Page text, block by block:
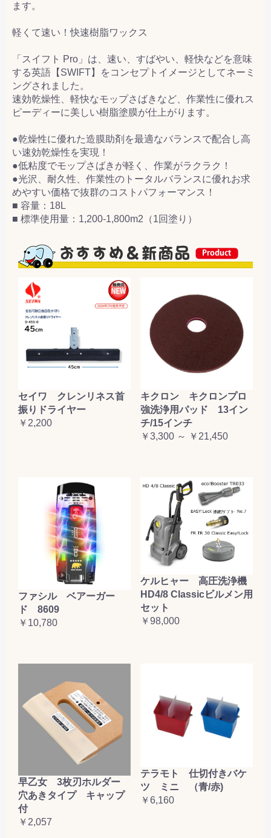
ます。
軽くて速い！快速樹脂ワックス
「スイフト Pro」は、速い、すばやい、軽快などを意味
する英語【SWIFT】をコンセプトイメージとしてネーミ
ングされました。
速効乾燥性、軽快なモップさばきなど、作業性に優れス
ピーディーに美しい樹脂塗膜が仕上がります。
●乾燥性に優れた造膜助剤を最適なバランスで配合し高
い速効乾燥性を実現！
●低粘度でモップさばきが軽く、作業がラクラク！
●光沢、耐久性、作業性のトータルバランスに優れお求
めやすい価格で抜群のコストパフォーマンス！
■ 容量：18L
■ 標準使用量：1,200-1,800m2（1回塗り）
セイワ クレンリネス首
振りドライヤー
￥2,200
キクロン キクロンプロ
強洗浄用パッド 13イン
チ/15インチ
￥3,300 ～ ￥21,450
ファシル ベアーガー
ド 8609
￥10,780
ケルヒャー 高圧洗浄機
HD4/8 Classicビルメン用
セット
￥98,000
早乙女 3枚刃ホルダー
穴あきタイプ キャップ
付
￥2,057
テラモト 仕切付きバケ
ツ ミニ （青/赤)
￥6,160